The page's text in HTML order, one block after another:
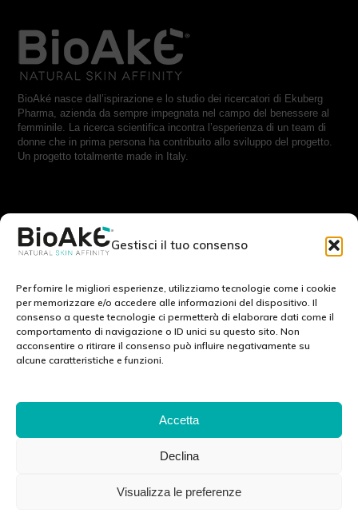
Gestisci il tuo consenso
Per fornire le migliori esperienze, utilizziamo tecnologie come i cookie
per memorizzare e/o accedere alle informazioni del dispositivo. Il
consenso a queste tecnologie ci permetterà di elaborare dati come il
comportamento di navigazione o ID unici su questo sito. Non
acconsentire o ritirare il consenso può influire negativamente su
alcune caratteristiche e funzioni.
Accetta
Declina
Visualizza le preferenze
BioAké nasce dall’ispirazione e lo studio dei ricercatori di Ekuberg
Pharma, azienda da sempre impegnata nel campo del benessere al
femminile. La ricerca scientifica incontra l’esperienza di un team di
donne che in prima persona ha contribuito allo sviluppo del progetto.
Un progetto totalmente made in Italy.
RESTA IN CONTATTO CON NOI:
Cookie Policy (EU)
Privacy Policy
Via Tito Schipa, 6 · 73020 · Carpignano Salentino (LE) · ITALY
P.I./C.F./C.C.I.A.A 04083870750 Cap. soc. e. l. 100.000.00 euro ·